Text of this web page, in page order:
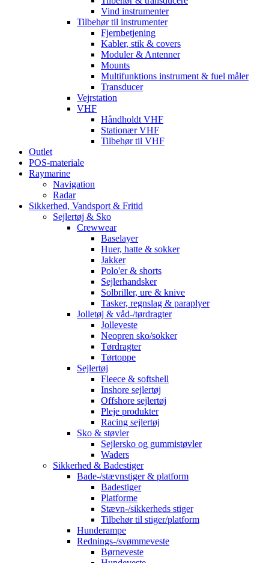
Vind instrumenter
Tilbehør til instrumenter
Fjernbetjening
Kabler, stik & covers
Moduler & Antenner
Mounts
Multifunktions instrument & fuel måler
Transducer
Vejrstation
VHF
Håndholdt VHF
Stationær VHF
Tilbehør til VHF
Outlet
POS-materiale
Raymarine
Navigation
Radar
Sikkerhed, Vandsport & Fritid
Sejlertøj & Sko
Crewwear
Baselayer
Huer, hatte & sokker
Jakker
Polo'er & shorts
Sejlerhandsker
Solbriller, ure & knive
Tasker, regnslag & paraplyer
Jolletøj & våd-/tørdragter
Jolleveste
Neopren sko/sokker
Tørdragter
Tørtoppe
Sejlertøj
Fleece & softshell
Inshore sejlertøj
Offshore sejlertøj
Pleje produkter
Racing sejlertøj
Sko & støvler
Sejlersko og gummistøvler
Waders
Sikkerhed & Badestiger
Bade-/stævnstiger & platform
Badestiger
Platforme
Stævn-/sikkerheds stiger
Tilbehør til stiger/platform
Hunderampe
Rednings-/svømmeveste
Børneveste